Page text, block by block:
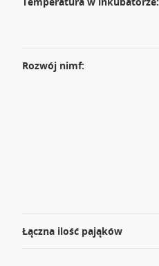
Rozwój nimf:
Łączna ilość pająków